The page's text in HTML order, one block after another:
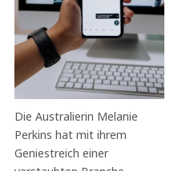
Die Australierin Melanie
Perkins hat mit ihrem
Geniestreich einer